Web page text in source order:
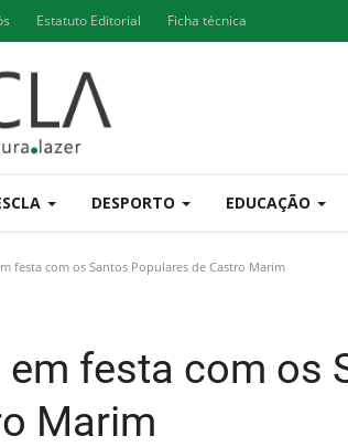
Estatuto Editorial Ficha técnica
DESPORTO EDUCAÇÃO
festa com os Santos Populares de Castro Marim
em festa com os
Marim